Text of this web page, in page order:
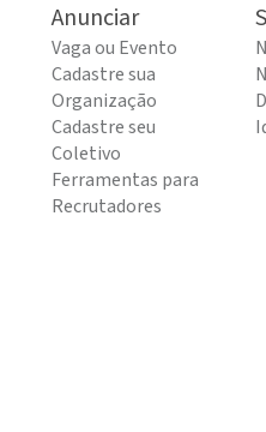
Anunciar
Vaga ou Evento
Cadastre sua
Organização
Cadastre seu
Coletivo
Ferramentas para
Recrutadores